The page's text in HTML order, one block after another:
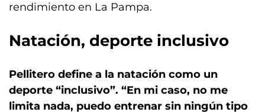
rendimiento en La Pampa.
Natación, deporte inclusivo
Pellitero define a la natación como un
deporte “inclusivo”. “En mi caso, no me
limita nada, puedo entrenar sin ningún tipo